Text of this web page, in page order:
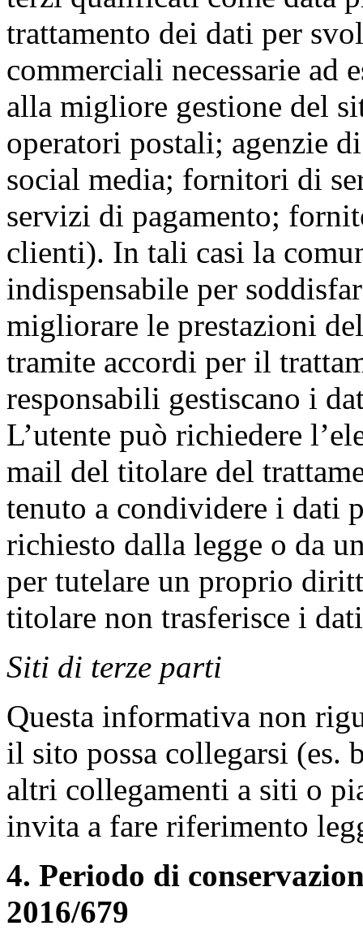
trattamento dei dati per
commerciali necessarie ad
alla migliore gestione del
operatori postali; agenzie
social media; fornitori di
servizi di pagamento;
clienti). In tali casi la
indispensabile per
migliorare le prestazioni
tramite accordi per il
responsabili gestiscano i
L’utente può richiedere
mail del titolare del
tenuto a condividere i dati
richiesto dalla legge o da
per tutelare un proprio
titolare non trasferisce i
Siti di terze parti
Questa informativa non
il sito possa collegarsi (es.
altri collegamenti a siti o
invita a fare riferimento
4. Periodo di
2016/679